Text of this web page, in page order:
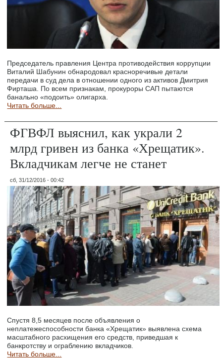
Председатель правления Центра противодействия коррупции
Виталий Шабунин обнародовал красноречивые детали
передачи в суд дела в отношении одного из активов Дмитрия
Фирташа. По всем признакам, прокуроры САП пытаются
банально «подоить» олигарха.
Читать больше...
ФГВФЛ выяснил, как украли 2
млрд гривен из банка «Хрещатик».
Вкладчикам легче не станет
сб, 31/12/2016 - 00:42
Спустя 8,5 месяцев после объявления о
неплатежеспособности банка «Хрещатик» выявлена схема
масштабного расхищения его средств, приведшая к
банкротству и ограблению вкладчиков.
Читать больше...